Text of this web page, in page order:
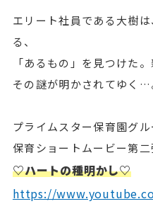
エリート社員である大樹
る、
「あるもの」を見つけた
その謎が明かされてゆく…
プライムスター保育園グル
保育ショートムービー第二
♡ハートの種明かし♡
https://